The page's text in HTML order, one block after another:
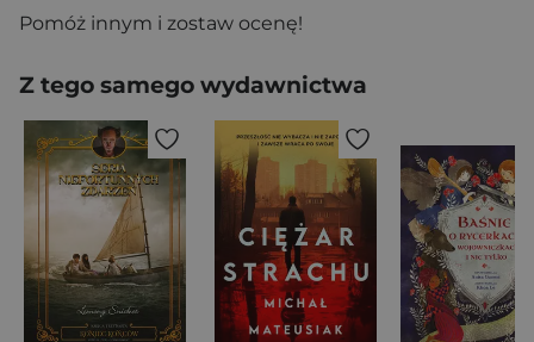
Pomóż innym i zostaw ocenę!
Z tego samego wydawnictwa